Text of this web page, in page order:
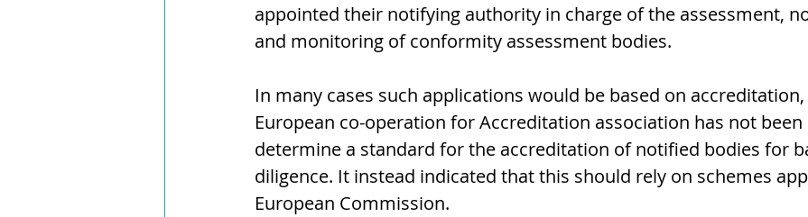
appointed their notifying authority in charge of the assessment,
and monitoring of conformity assessment bodies.
In many cases such applications would be based on
European co-operation for Accreditation association has not been
determine a standard for the accreditation of notified bodies for
diligence. It instead indicated that this should rely on schemes
European Commission.